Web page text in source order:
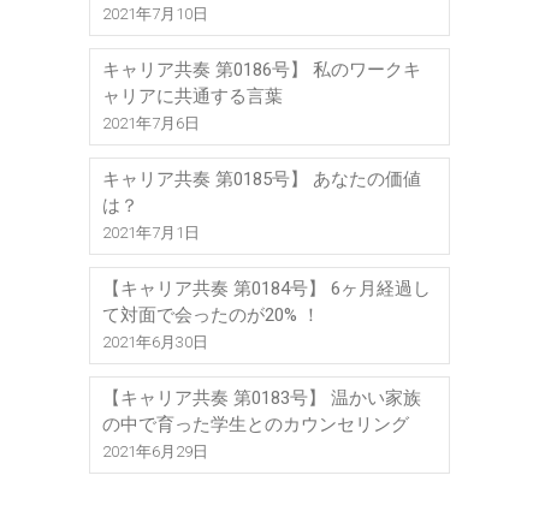
2021年7月10日
キャリア共奏 第0186号】 私のワークキ
ャリアに共通する言葉
2021年7月6日
キャリア共奏 第0185号】 あなたの価値
は？
2021年7月1日
【キャリア共奏 第0184号】 6ヶ月経過し
て対面で会ったのが20% ！
2021年6月30日
【キャリア共奏 第0183号】 温かい家族
の中で育った学生とのカウンセリング
2021年6月29日